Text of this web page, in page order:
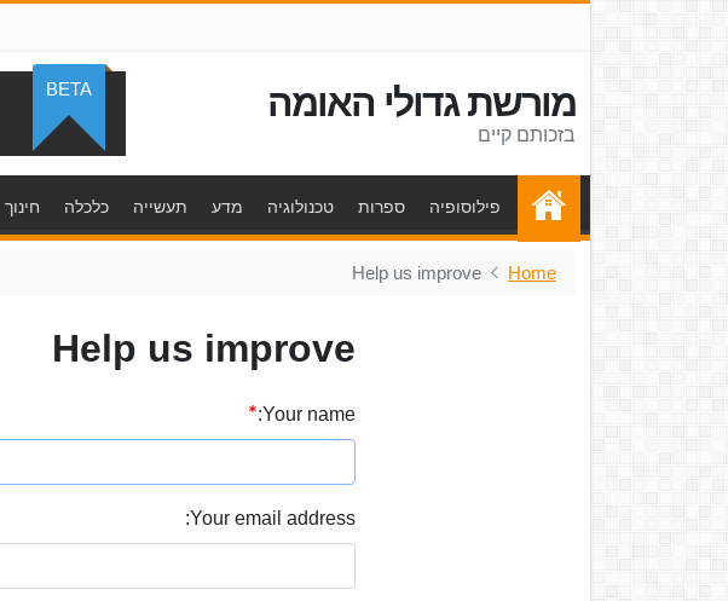
מורשת גדולי האומה
בזכותם קיים
BETA
פילוסופיה ספרות טכנולוגיה מדע תעשייה כלכלה חינוך
Home
Help us improve
Help us improve
Your name:
Your email address: